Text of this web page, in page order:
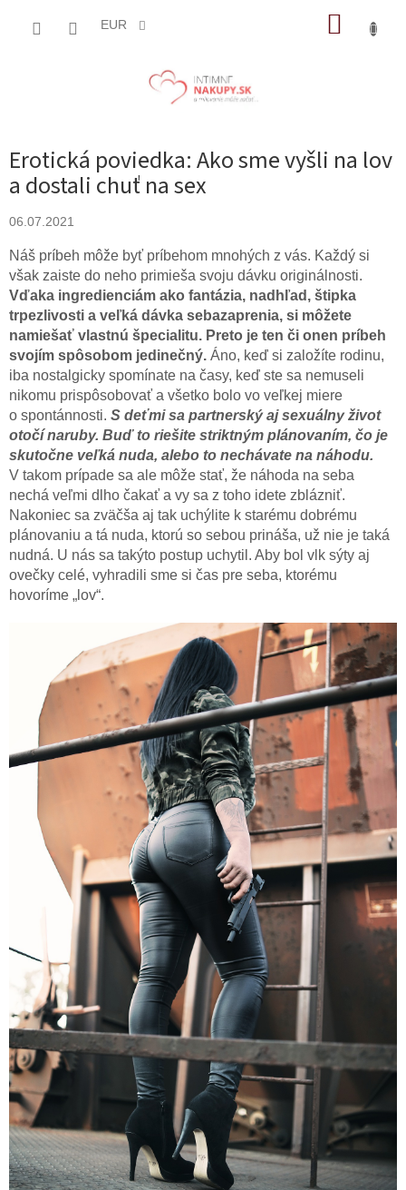
EUR
Erotická poviedka: Ako sme vyšli na lov
a dostali chuť na sex
06.07.2021
Náš príbeh môže byť príbehom mnohých z vás. Každý si
však zaiste do neho primieša svoju dávku originálnosti.
Vďaka ingredienciám ako fantázia, nadhľad, štipka
trpezlivosti a veľká dávka sebazaprenia, si môžete
namiešať vlastnú špecialitu. Preto je ten či onen príbeh
svojím spôsobom jedinečný. Áno, keď si založíte rodinu,
iba nostalgicky spomínate na časy, keď ste sa nemuseli
nikomu prispôsobovať a všetko bolo vo veľkej miere
o spontánnosti. S deťmi sa partnerský aj sexuálny život
otočí naruby. Buď to riešite striktným plánovaním, čo je
skutočne veľká nuda, alebo to nechávate na náhodu.
V takom prípade sa ale môže stať, že náhoda na seba
nechá veľmi dlho čakať a vy sa z toho idete zblázniť.
Nakoniec sa zväčša aj tak uchýlite k starému dobrému
plánovaniu a tá nuda, ktorú so sebou prináša, už nie je taká
nudná. U nás sa takýto postup uchytil. Aby bol vlk sýty aj
ovečky celé, vyhradili sme si čas pre seba, ktorému
hovoríme „lov“.